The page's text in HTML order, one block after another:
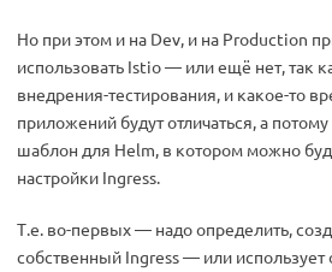
Но при этом и на Dev, и на Production
использовать Istio — или ещё нет, так
внедрения-тестирования, и какое-то
приложений будут отличаться, а
шаблон для Helm, в котором можно
настройки Ingress.
Т.е. во-первых — надо определить,
собственный Ingress — или